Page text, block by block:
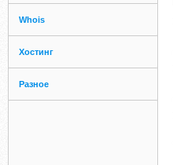
Whois
Хостинг
Разное